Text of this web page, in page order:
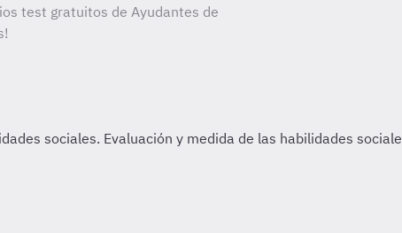
test gratuitos de Ayudantes de